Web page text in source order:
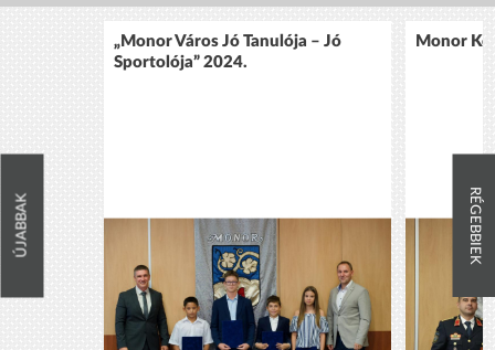
ÚJABBAK
„Monor Város Jó Tanulója – Jó
Sportolója” 2024.
Monor
RÉGEBBIEK